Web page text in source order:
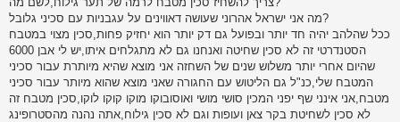
מה אני ישראל אהרוני שעושה דאווינים על עגבניות עם סכיני גלובל?
ככל שהלהב יהיה חד יותר ובפועל גם דק יותר הוא יחזיק פחות,סכין מצוי במטבח
הסטנדרטי זה לא סכין שחיטה ואנחנו גם לא מתגלחים איתו,יש לי אבן 6000
שהיום אחרי יותר משלוש שנים של השחזה אני מוצא שהיא מיותרת עבור סכיני
המטבח שלי,כנ"ל גם הליטוש עם החגורה שאני מוצא שהוא מיותר עבור סכיני
מטבח,אני אינני שף יפני המכין סושי מושי ואוסובוקו מוקו קוקו לוקו,סכין מטבח זה
לא סכין לשחיטת בקר צאן ועופות וגם לא סכין גילוח,אתה נהנה מהסטרופינג